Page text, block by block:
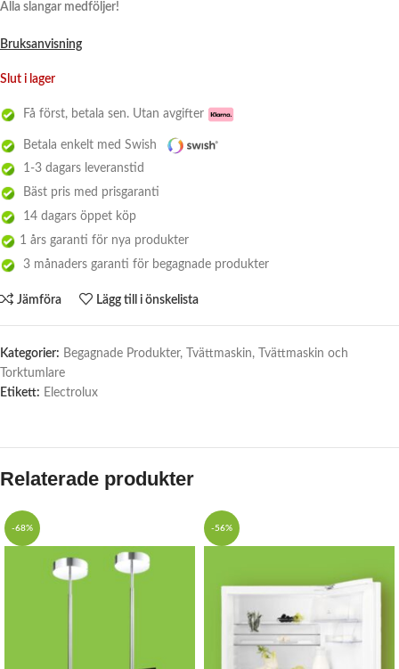
Alla slangar medföljer!
Bruksanvisning
Slut i lager
Få först, betala sen. Utan avgifter
Betala enkelt med Swish
1-3 dagars leveranstid
Bäst pris med prisgaranti
14 dagars öppet köp
1 års garanti för nya produkter
3 månaders garanti för begagnade produkter
Jämföra Lägg till i önskelista
Kategorier: Begagnade Produkter, Tvättmaskin,
Tvättmaskin och
Torktumlare
Etikett: Electrolux
Relaterade produkter
-68% -56%